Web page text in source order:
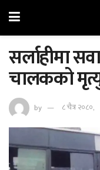
सर्लाहीमा
चालकको
by ८ चैत्र २०८०,